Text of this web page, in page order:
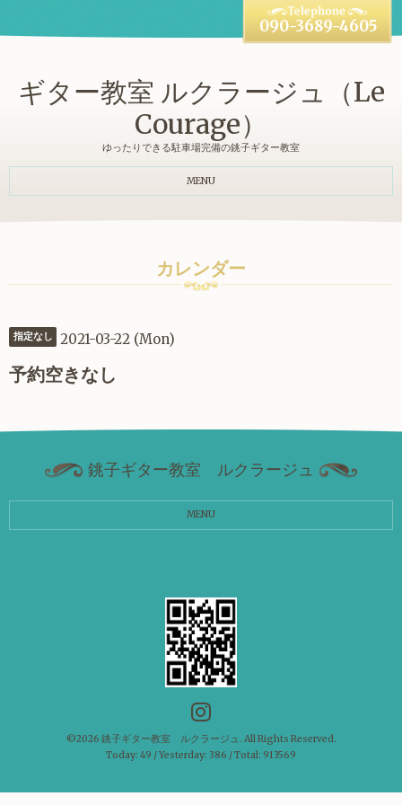
ギター教室 ルクラージュ（Le
Courage）
ゆったりできる駐車場完備の銚子ギター教室
090-3689-4605
MENU
カレンダー
指定なし 2021-03-22 (Mon)
予約空きなし
銚子ギター教室 ルクラージュ
MENU
©2026 銚子ギター教室 ルクラージュ . All Rights Reserved.
Today: 49 / Yesterday: 386 / Total: 913569